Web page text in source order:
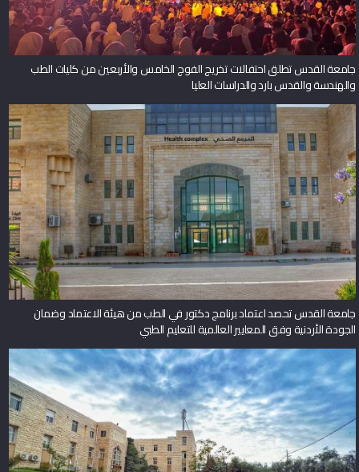
جامعة القدس تطلق احتفالات تخريج الفوج الخامس والأربعين من كليات الطب
والهندسة والقدس بارد والدراسات العليا
جامعة القدس تحصد اعتماد برنامج دكتور في الطب من هيئة الاعتماد وضمان
الجودة الأردنية وفق المعايير العالمية للتعليم الطبي